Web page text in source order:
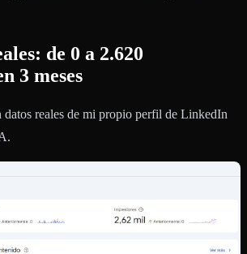
de 0 a 2.620
3 meses
datos reales de mi propio perfil de LinkedIn